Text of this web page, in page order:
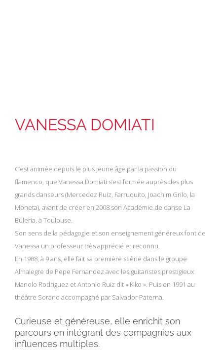
VANESSA DOMIATI
C‘est animée depuis le plus jeune âge par la passion du
flamenco, que Vanessa Domiati s’est formée auprès des plus
grands danseurs (Mercedez Ruiz, Farruquito, Joachim Grilo, la
Moneta), avant de créer en 2008 son Académie de danse La
Buleria, à Toulouse.
Son sens de la pédagogie et son enseignement généreux font de
Vanessa un professeur très apprécié et reconnu.
En 1988, à 9 ans, elle fait sa première scène dans le groupe
Almalegre de Pepe Fernandez avec les guitaristes prestigieux
Manolo Rodriguez et Antonio Ruiz dit « Kiko ». Puis en 1991 au
théâtre Sorano accompagné par Salvador Paterna.
Curieuse et généreuse, elle enrichit son
parcours en intégrant des compagnies aux
influences multiples.